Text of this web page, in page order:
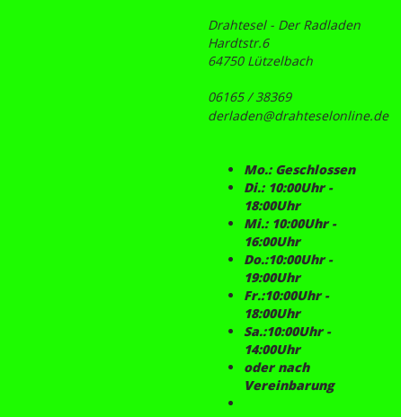
Drahtesel - Der Radladen
Hardtstr.6
64750 Lützelbach
06165 / 38369
derladen@drahteselonline.de
Mo.: Geschlossen
Di.: 10:00Uhr -
18:00Uhr
Mi.: 10:00Uhr -
16:00Uhr
Do.:10:00Uhr -
19:00Uhr
Fr.:10:00Uhr -
18:00Uhr
Sa.:10:00Uhr -
14:00Uhr
oder nach
Vereinbarung